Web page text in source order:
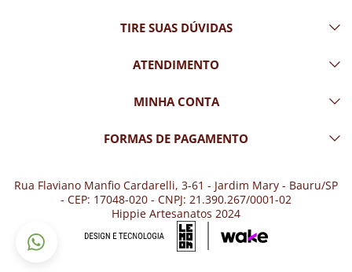
TIRE SUAS DÚVIDAS
ATENDIMENTO
MINHA CONTA
FORMAS DE PAGAMENTO
Rua Flaviano Manfio Cardarelli, 3-61 - Jardim Mary - Bauru/SP
- CEP: 17048-020 - CNPJ: 21.390.267/0001-02
Hippie Artesanatos 2024